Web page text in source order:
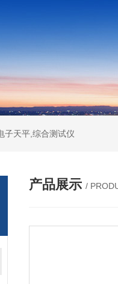
子天平,综合测试仪
产品展示 /